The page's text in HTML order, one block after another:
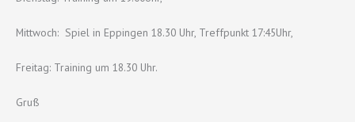
Mittwoch: Spiel in Eppingen 18.30 Uhr, Treffpunkt 17:45Uhr,
Freitag: Training um 18.30 Uhr.
Gruß